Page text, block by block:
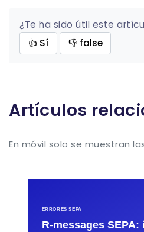
¿Te ha sido útil este
👍 Sí
👎 false
Artículos
En móvil solo se muestran